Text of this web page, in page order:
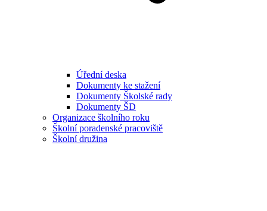
Úřední deska
Dokumenty ke stažení
Dokumenty Školské rady
Dokumenty ŠD
Organizace školního roku
Školní poradenské pracoviště
Školní družina